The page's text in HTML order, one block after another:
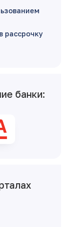
рассрочку
банки: